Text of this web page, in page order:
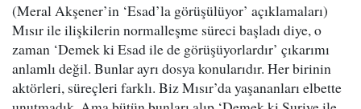
(Meral Akşener’in ‘Esad’la görüşülüyor’ açıklamaları)
Mısır ile ilişkilerin normalleşme süreci başladı diye, o
zaman ‘Demek ki Esad ile de görüşüyorlardır’ çıkarımı
anlamlı değil. Bunlar ayrı dosya konularıdır. Her birinin
aktörleri, süreçleri farklı. Biz Mısır’da yaşananları elbette